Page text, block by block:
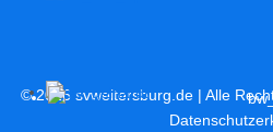
© 2026 svweitersburg.de| Alle